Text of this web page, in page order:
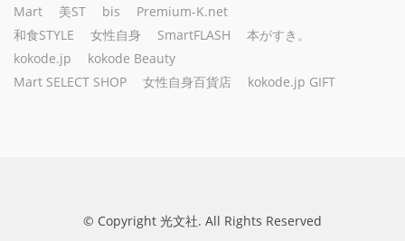
Mart
美ST bis
Premium-K.net
和食STYLE
女性自身 SmartFLASH
本がすき。
kokode.jp
kokode Beauty
Mart SELECT SHOP
女性自身百貨店 kokode.jp GIFT
© Copyright 光文社. All Rights Reserved